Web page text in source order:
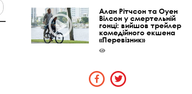
Алан Рітчсон та Оуен
Вілсон у смертельній
гонці: вийшов трейлер
комедійного екшена
«Перевізник»